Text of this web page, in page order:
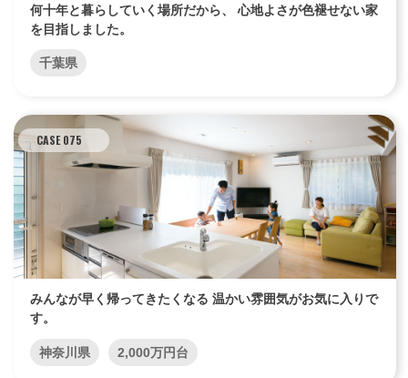
何十年と暮らしていく場所だから、 心地よさが色褪せない家
を目指しました。
千葉県
CASE 075
みんなが早く帰ってきたくなる 温かい雰囲気がお気に入りで
す。
神奈川県 2,000万円台